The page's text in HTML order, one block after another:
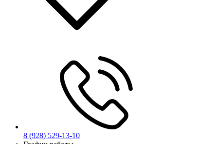
8 (928) 529-13-10